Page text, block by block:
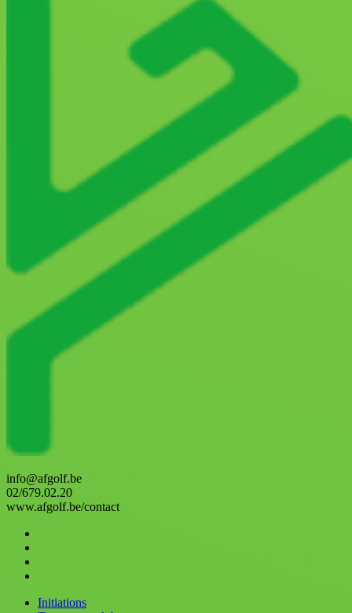
info@afgolf.be
02/679.02.20
www.afgolf.be/contact
Initiations